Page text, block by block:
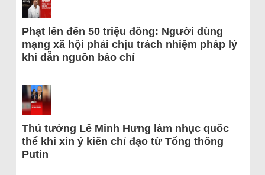
Phạt lên đến 50 triệu đồng: Người dùng
mạng xã hội phải chịu trách nhiệm pháp lý
khi dẫn nguồn báo chí
Thủ tướng Lê Minh Hưng làm nhục quốc
thể khi xin ý kiến chỉ đạo từ Tổng thống
Putin